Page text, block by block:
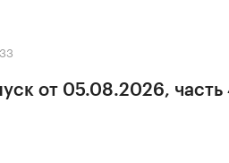
от 05.08.2026, часть